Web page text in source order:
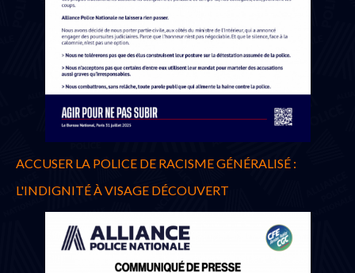
ACCUSER LA POLICE DE RACISME GÉNÉRALISÉ :
L'INDIGNITÉ À VISAGE DÉCOUVERT